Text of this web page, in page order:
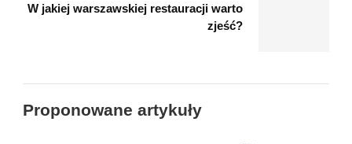
W jakiej warszawskiej restauracji warto
zjeść?
Proponowane artykuły